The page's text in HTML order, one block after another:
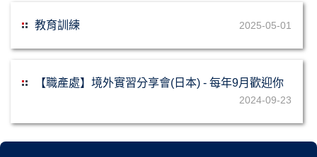
教育訓練 2025-05-01
【職產處】境外實習分享會(日本) - 每年9月歡迎你
2024-09-23